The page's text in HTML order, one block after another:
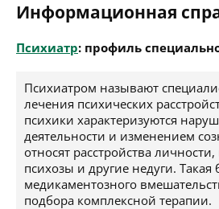
Информационная
Психиатр: профиль
Психиатром называют
лечения психических
психики характеризуются
деятельности и изменением
относят расстройства
психозы и другие недуги. Такая
медикаментозного
подбора комплексной терапии.